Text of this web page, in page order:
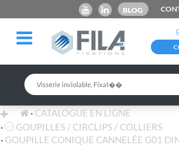
BLOG
CATALOGUE EN LIGNE
GOUPILLES / CIRCLIPS / COLLIERS
GOUPILLE CONIQUE CANNELÉE G01